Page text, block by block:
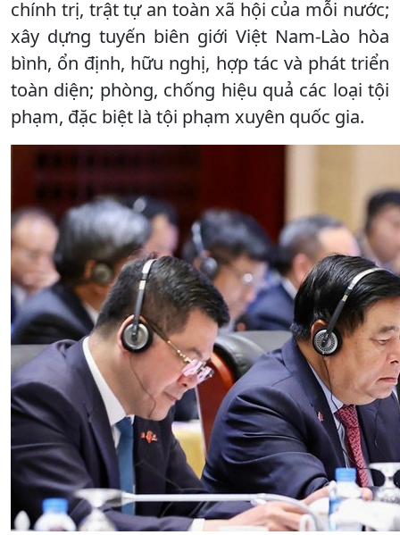
chính trị, trật tự an toàn xã hội của mỗi nước;
xây dựng tuyến biên giới Việt Nam-Lào hòa
bình, ổn định, hữu nghị, hợp tác và phát triển
toàn diện; phòng, chống hiệu quả các loại tội
phạm, đặc biệt là tội phạm xuyên quốc gia.